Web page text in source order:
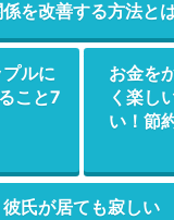
係を改善する方法と
ルに
こと7
お金を
く楽し
い！節
彼氏が居ても寂しい